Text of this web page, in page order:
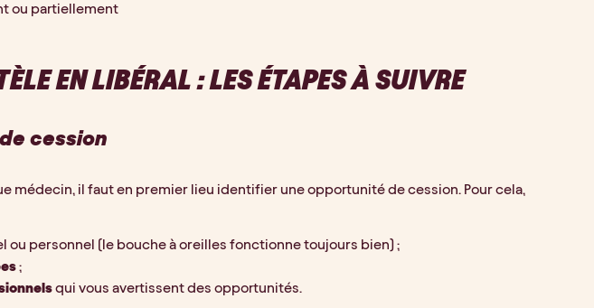
ou partiellement
EN LIBÉRAL : LES ÉTAPES À SUIVRE
cession
médecin, il faut en premier lieu identifier une opportunité de cession. Pour cela,
ou personnel (le bouche à oreilles fonctionne toujours bien) ;
;
qui vous avertissent des opportunités.